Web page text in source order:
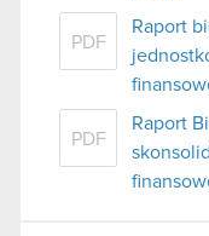
PDF
Raport
PDF
Raport